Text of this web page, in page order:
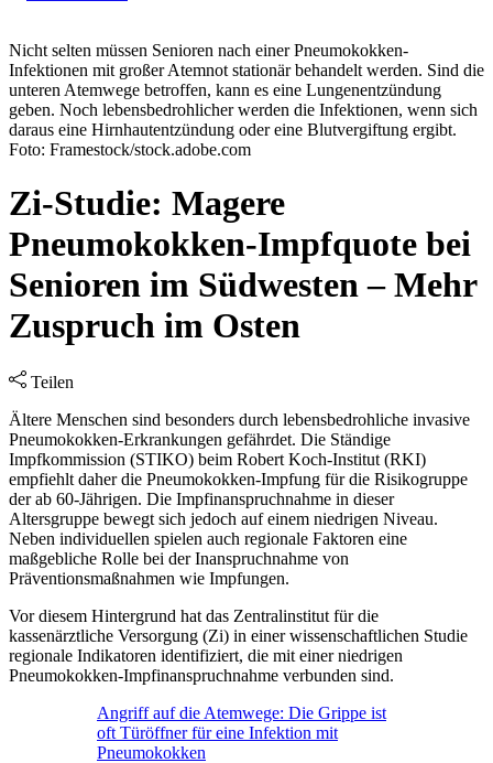
Nicht selten müssen Senioren nach einer Pneumokokken-
Infektionen mit großer Atemnot stationär behandelt werden. Sind die
unteren Atemwege betroffen, kann es eine Lungenentzündung
geben. Noch lebensbedrohlicher werden die Infektionen, wenn sich
daraus eine Hirnhautentzündung oder eine Blutvergiftung ergibt.
Foto: Framestock/stock.adobe.com
Zi-Studie: Magere
Pneumokokken-Impfquote bei
Senioren im Südwesten – Mehr
Zuspruch im Osten
Teilen
Ältere Menschen sind besonders durch lebensbedrohliche invasive
Pneumokokken-Erkrankungen gefährdet. Die Ständige
Impfkommission (STIKO) beim Robert Koch-Institut (RKI)
empfiehlt daher die Pneumokokken-Impfung für die Risikogruppe
der ab 60-Jährigen. Die Impfinanspruchnahme in dieser
Altersgruppe bewegt sich jedoch auf einem niedrigen Niveau.
Neben individuellen spielen auch regionale Faktoren eine
maßgebliche Rolle bei der Inanspruchnahme von
Präventionsmaßnahmen wie Impfungen.
Vor diesem Hintergrund hat das Zentralinstitut für die
kassenärztliche Versorgung (Zi) in einer wissenschaftlichen Studie
regionale Indikatoren identifiziert, die mit einer niedrigen
Pneumokokken-Impfinanspruchnahme verbunden sind.
Angriff auf die Atemwege: Die Grippe ist
oft Türöffner für eine Infektion mit
Pneumokokken